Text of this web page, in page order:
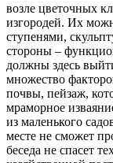
возле цветочных
изгородей. Их
ступенями,
стороны –
должны здесь
множество
почвы, пейзаж,
мраморное
из маленького
месте не сможет
беседа не спасет